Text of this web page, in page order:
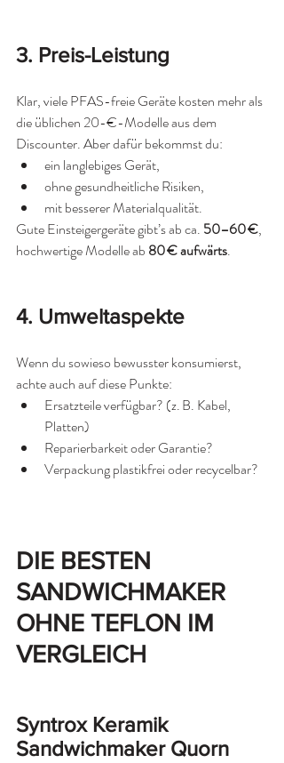
3. Preis-Leistung
Klar, viele PFAS-freie Geräte kosten mehr als
die üblichen 20-€-Modelle aus dem
Discounter. Aber dafür bekommst du:
ein langlebiges Gerät,
ohne gesundheitliche Risiken,
mit besserer Materialqualität.
Gute Einsteigergeräte gibt’s ab ca. 50–60 €,
hochwertige Modelle ab 80 € aufwärts.
4. Umweltaspekte
Wenn du sowieso bewusster konsumierst,
achte auch auf diese Punkte:
Ersatzteile verfügbar? (z. B. Kabel,
Platten)
Reparierbarkeit oder Garantie?
Verpackung plastikfrei oder recycelbar?
DIE BESTEN
SANDWICHMAKER
OHNE TEFLON IM
VERGLEICH
Syntrox Keramik
Sandwichmaker Quorn